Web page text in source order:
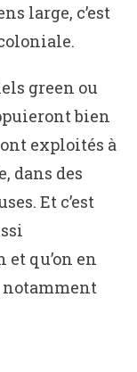
large, c’est
green ou
bien
exploités à
dans des
Et c’est
qu’on en
notamment